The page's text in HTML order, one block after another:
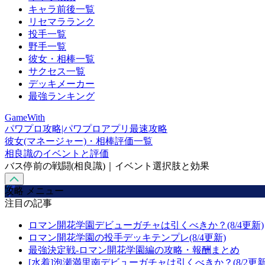
キャラ前後一覧
リセマラランク
投手一覧
野手一覧
彼女・相棒一覧
サクセス一覧
デッキメーカー
最強ランキング
GameWith
パワプロ攻略|パワプロアプリ最速攻略
彼女(マネージャー)・相棒評価一覧
相良識のイベントと評価
バス停前の戦闘(相良識)｜イベント選択肢と効果
攻略 メニュー
注目の記事
ロマン開花学園デビューガチャは引くべきか？(8/4更新)
ロマン開花学園の投手デッキテンプレ(8/4更新)
最強決定戦-ロマン開花学園編の攻略・報酬まとめ
[水着]泡瀬満里南デビューガチャは引くべきか？(8/2更